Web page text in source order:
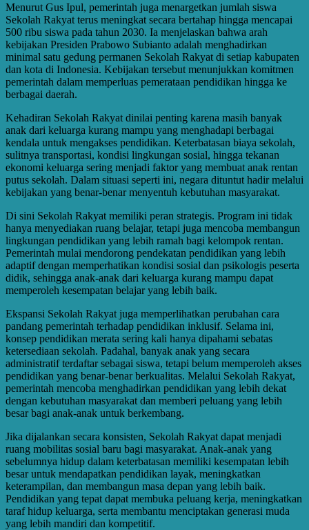
Menurut Gus Ipul, pemerintah juga menargetkan jumlah siswa
Sekolah Rakyat terus meningkat secara bertahap hingga mencapai
500 ribu siswa pada tahun 2030. Ia menjelaskan bahwa arah
kebijakan Presiden Prabowo Subianto adalah menghadirkan
minimal satu gedung permanen Sekolah Rakyat di setiap kabupaten
dan kota di Indonesia. Kebijakan tersebut menunjukkan komitmen
pemerintah dalam memperluas pemerataan pendidikan hingga ke
berbagai daerah.
Kehadiran Sekolah Rakyat dinilai penting karena masih banyak
anak dari keluarga kurang mampu yang menghadapi berbagai
kendala untuk mengakses pendidikan. Keterbatasan biaya sekolah,
sulitnya transportasi, kondisi lingkungan sosial, hingga tekanan
ekonomi keluarga sering menjadi faktor yang membuat anak rentan
putus sekolah. Dalam situasi seperti ini, negara dituntut hadir melalui
kebijakan yang benar-benar menyentuh kebutuhan masyarakat.
Di sini Sekolah Rakyat memiliki peran strategis. Program ini tidak
hanya menyediakan ruang belajar, tetapi juga mencoba membangun
lingkungan pendidikan yang lebih ramah bagi kelompok rentan.
Pemerintah mulai mendorong pendekatan pendidikan yang lebih
adaptif dengan memperhatikan kondisi sosial dan psikologis peserta
didik, sehingga anak-anak dari keluarga kurang mampu dapat
memperoleh kesempatan belajar yang lebih baik.
Ekspansi Sekolah Rakyat juga memperlihatkan perubahan cara
pandang pemerintah terhadap pendidikan inklusif. Selama ini,
konsep pendidikan merata sering kali hanya dipahami sebatas
ketersediaan sekolah. Padahal, banyak anak yang secara
administratif terdaftar sebagai siswa, tetapi belum memperoleh akses
pendidikan yang benar-benar berkualitas. Melalui Sekolah Rakyat,
pemerintah mencoba menghadirkan pendidikan yang lebih dekat
dengan kebutuhan masyarakat dan memberi peluang yang lebih
besar bagi anak-anak untuk berkembang.
Jika dijalankan secara konsisten, Sekolah Rakyat dapat menjadi
ruang mobilitas sosial baru bagi masyarakat. Anak-anak yang
sebelumnya hidup dalam keterbatasan memiliki kesempatan lebih
besar untuk mendapatkan pendidikan layak, meningkatkan
keterampilan, dan membangun masa depan yang lebih baik.
Pendidikan yang tepat dapat membuka peluang kerja, meningkatkan
taraf hidup keluarga, serta membantu menciptakan generasi muda
yang lebih mandiri dan kompetitif.